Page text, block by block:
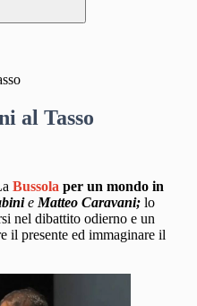
al Tasso
Bussola per un mondo in
e Matteo Caravani; lo
nel dibattito odierno e un
il presente ed immaginare il